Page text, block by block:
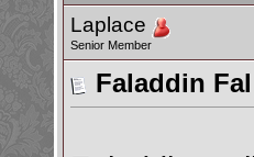
Laplace
Senior Member
Faladdin